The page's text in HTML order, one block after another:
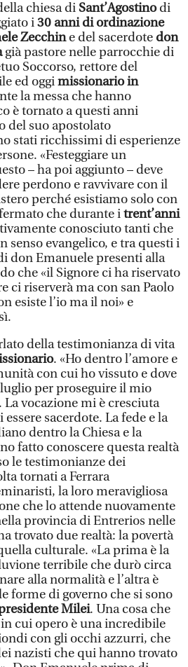
chiesa di Sant’Agostinodi
i30 anni di ordinazione
Zecchine del sacerdote don
già pastore nelle parrocchie di
Soccorso, rettore del
ed oggimissionario in
la messa che hanno
è tornato a questi anni
del suo apostolato
stati ricchissimi di esperienze
«Festeggiare un
– ha poi aggiunto – deve
perdono e ravvivare con il
perché esistiamo solo con
che durante itrent’anni
conosciuto tanti che
senso evangelico, e tra questi i
don Emanuele presenti alla
che «il Signore ci ha riservato
ci riserverà ma con san Paolo
esiste l’io ma il noi» e
della testimonianza di vita
. «Ho dentro l’amore e
con cui ho vissuto e dove
per proseguire il mio
vocazione mi è cresciuta
sacerdote. La fede e la
dentro la Chiesa e la
fatto conoscere questa realtà
le testimonianze dei
tornati a Ferrara
la loro meravigliosa
che lo attende nuovamente
provincia di Entrerios nelle
trovato due realtà: la povertà
culturale. «La prima è la
terribile che durò circa
alla normalità e l’altra è
forme di governo che si sono
Milei. Una cosa che
cui opero è una incredibile
con gli occhi azzurri, che
nazisti che qui hanno trovato